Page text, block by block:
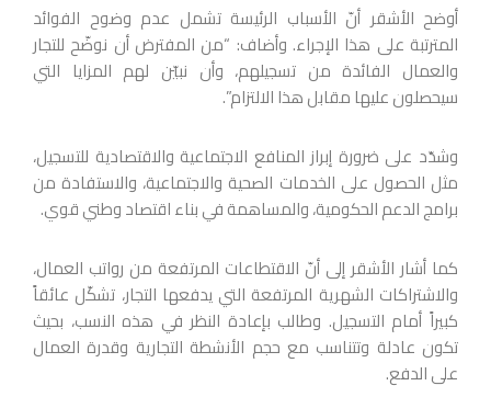
أوضح الأشقر أنّ الأسباب الرئيسة تشمل عدم وضوح الفوائد
المترتبة على هذا الإجراء. وأضاف: “من المفترض أن نوضّح للتجار
والعمال الفائدة من تسجيلهم، وأن نبيّن لهم المزايا التي
سيحصلون عليها مقابل هذا الالتزام”.
وشدّد على ضرورة إبراز المنافع الاجتماعية والاقتصادية للتسجيل،
مثل الحصول على الخدمات الصحية والاجتماعية، والاستفادة من
برامج الدعم الحكومية، والمساهمة في بناء اقتصاد وطني قوي.
كما أشار الأشقر إلى أنّ الاقتطاعات المرتفعة من رواتب العمال،
والاشتراكات الشهرية المرتفعة التي يدفعها التجار، تشكّل عائقاً
كبيراً أمام التسجيل. وطالب بإعادة النظر في هذه النسب، بحيث
تكون عادلة وتتناسب مع حجم الأنشطة التجارية وقدرة العمال
على الدفع.